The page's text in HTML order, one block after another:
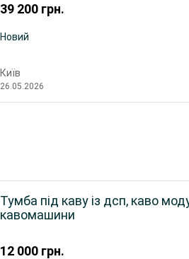
39 200 грн.
Новий
Київ
26.05.2026
12 000 грн.
Тумба під каву із дсп, каво
кавомашини